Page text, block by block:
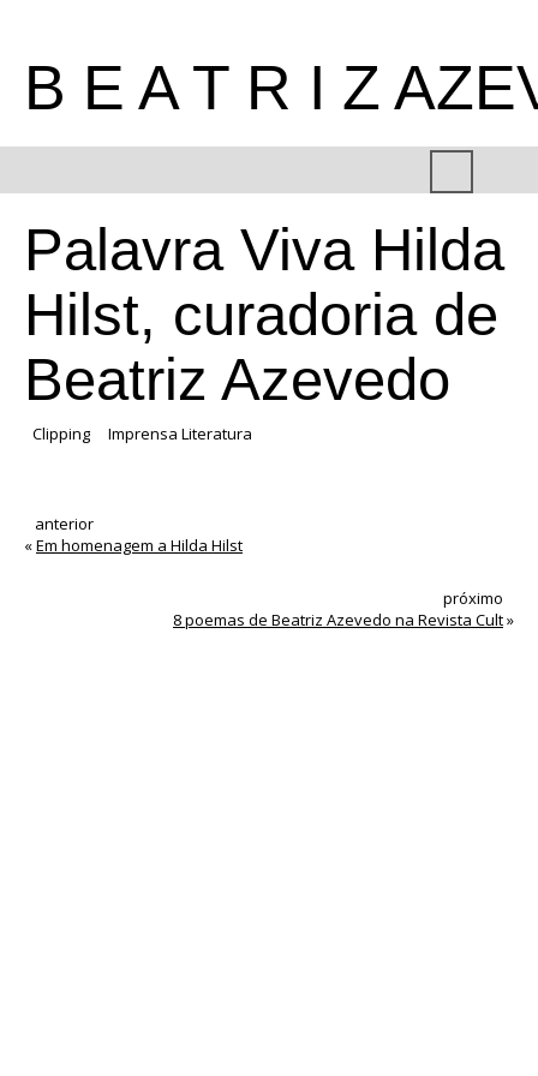
B E A T R I Z
Palavra Viva Hilda
Hilst, curadoria de
Beatriz Azevedo
Clipping Imprensa Literatura
anterior
«Em homenagem a Hilda Hilst
próximo
8 poemas de Beatriz Azevedo na Revista Cult»